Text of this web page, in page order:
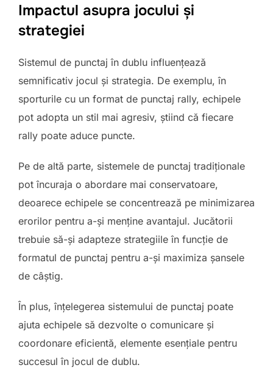
Impactul asupra jocului și
strategiei
Sistemul de punctaj în dublu influențează
semnificativ jocul și strategia. De exemplu, în
sporturile cu un format de punctaj rally, echipele
pot adopta un stil mai agresiv, știind că fiecare
rally poate aduce puncte.
Pe de altă parte, sistemele de punctaj tradiționale
pot încuraja o abordare mai conservatoare,
deoarece echipele se concentrează pe minimizarea
erorilor pentru a-și menține avantajul. Jucătorii
trebuie să-și adapteze strategiile în funcție de
formatul de punctaj pentru a-și maximiza șansele
de câștig.
În plus, înțelegerea sistemului de punctaj poate
ajuta echipele să dezvolte o comunicare și
coordonare eficientă, elemente esențiale pentru
succesul în jocul de dublu.